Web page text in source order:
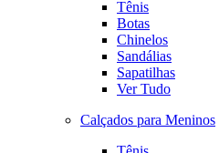
Tênis
Botas
Chinelos
Sandálias
Sapatilhas
Ver Tudo
Calçados para Meninos